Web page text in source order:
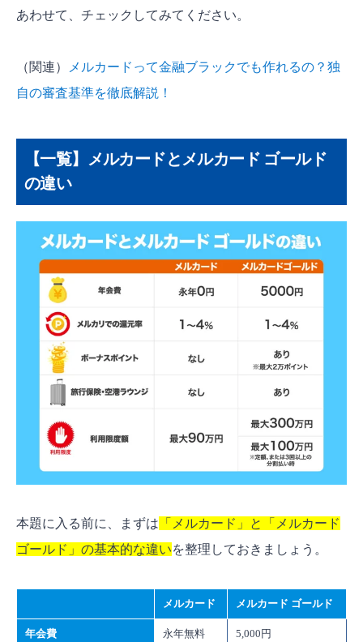
あわせて、チェックしてみてください。
（関連）
メルカードって金融ブラックでも作れるの？独
自の審査基準を徹底解説！
【一覧】メルカードとメルカード ゴールド
の違い
本題に入る前に、まずは 「メルカード」と「メルカード
ゴールド」の基本的な違いを整理しておきましょう。
メルカード メルカード ゴールド
年会費 永年無料 5,000円